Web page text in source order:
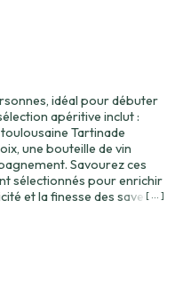
idéal pour débuter
apéritive inclut :
Tartinade
une bouteille de vin
Savourez ces
sélectionnés pour enrichir
et la finesse des saveurs
[ ... ]